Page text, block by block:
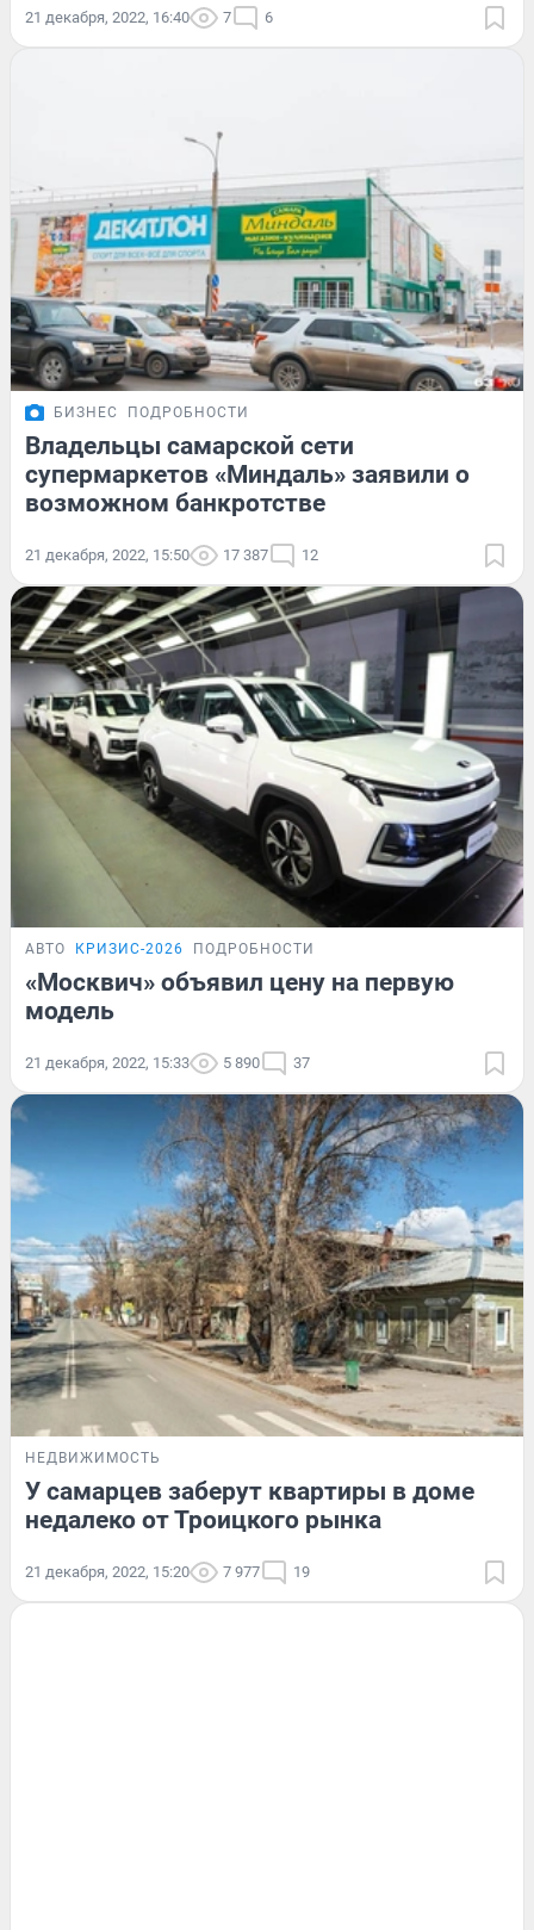
21 декабря, 2022, 16:40 7 6
БИЗНЕС ПОДРОБНОСТИ
Владельцы самарской сети
супермаркетов «Миндаль» заявили о
возможном банкротстве
21 декабря, 2022, 15:50 17 387 12
АВТО КРИЗИС-2026 ПОДРОБНОСТИ
«Москвич» объявил цену на первую
модель
21 декабря, 2022, 15:33 5 890 37
НЕДВИЖИМОСТЬ
У самарцев заберут квартиры в доме
недалеко от Троицкого рынка
21 декабря, 2022, 15:20 7 977 19